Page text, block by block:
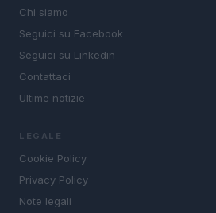
Chi siamo
Seguici su Facebook
Seguici su Linkedin
Contattaci
Ultime notizie
LEGALE
Cookie Policy
Privacy Policy
Note legali